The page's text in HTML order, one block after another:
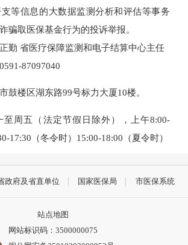
等信息的大数据监测分析和评估等事务
骗取医保基金行为的投诉举报。
勤 省医疗保障监测和电子结算中心主任
0591-87097040
鼓楼区湖东路99号标力大厦10楼。
至周五（法定节假日除外），上午8:00-
17:30（冬令时） 15:00-18:00（夏令时）
政府及省直单位 国家医保局 市医保系统
站点地图
网站标识码：3500000075